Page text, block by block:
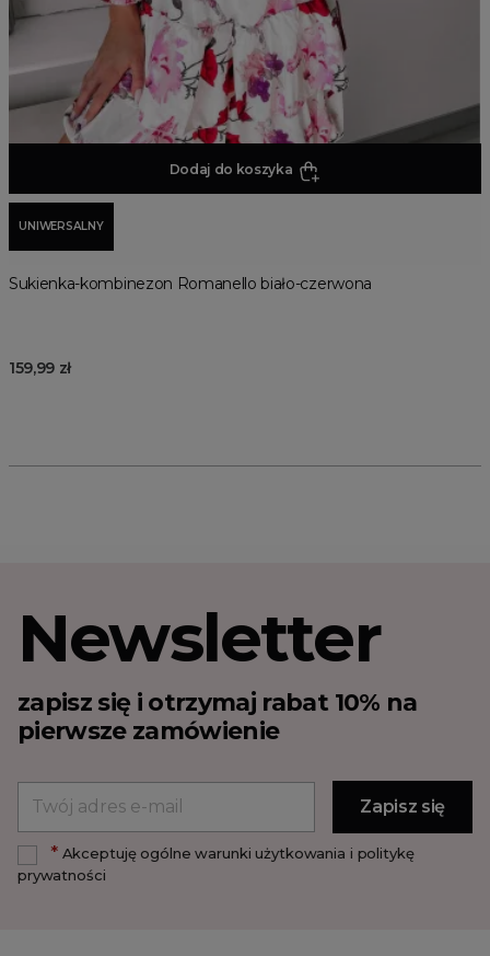
Dodaj do koszyka
UNIWERSALNY
Sukienka-kombinezon Romanello biało-czerwona
159,99 zł
Newsletter
zapisz się i otrzymaj rabat 10% na
pierwsze zamówienie
*Akceptuję ogólne warunki użytkowania i politykę
prywatności